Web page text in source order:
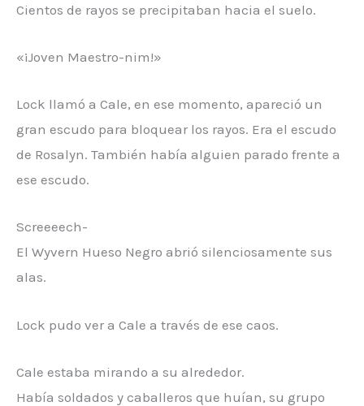
Cientos de rayos se precipitaban hacia el suelo.
«¡Joven Maestro-nim!»
Lock llamó a Cale, en ese momento, apareció un
gran escudo para bloquear los rayos. Era el escudo
de Rosalyn. También había alguien parado frente a
ese escudo.
Screeeech-
El Wyvern Hueso Negro abrió silenciosamente sus
alas.
Lock pudo ver a Cale a través de ese caos.
Cale estaba mirando a su alrededor.
Había soldados y caballeros que huían, su grupo